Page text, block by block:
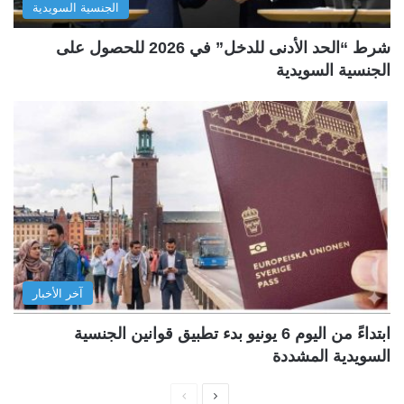
الجنسية السويدية
شرط “الحد الأدنى للدخل” في 2026 للحصول على
الجنسية السويدية
آخر الأخبار
ابتداءً من اليوم 6 يونيو بدء تطبيق قوانين الجنسية
السويدية المشددة